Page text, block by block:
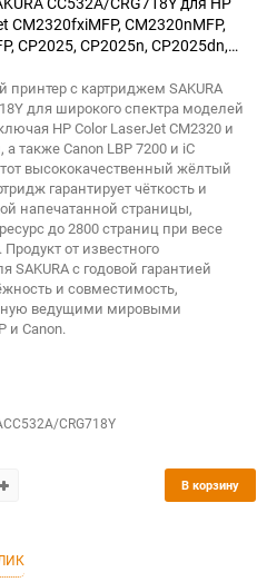
CM2320fxiMFP, CM2320nMFP,
CP2025, CP2025n, CP2025dn,
2800 к.
принтер с картриджем SAKURA
для широкого спектра моделей
HP Color LaserJet CM2320 и
а также Canon LBP 7200 и iC
высококачественный жёлтый
гарантирует чёткость и
напечатанной страницы,
до 2800 страниц при весе
Продукт от известного
SAKURA с годовой гарантией
и совместимость,
ведущими мировыми
и Canon.
CRG718Y
В корзину